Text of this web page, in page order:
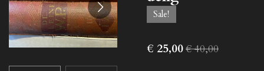
Sale!
€ 25,00€ 40,00